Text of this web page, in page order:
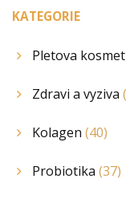
KATEGORIE
Pletova
Zdravi a vyziva
Kolagen (40)
Probiotika (37)